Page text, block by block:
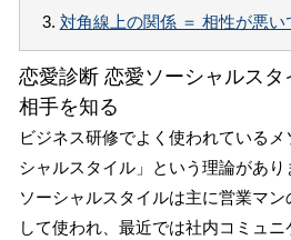
3. 対角線上の関係 ＝ 相性が悪い
恋愛診断 恋愛ソーシャルスタ
相手を知る
ビジネス研修でよく使われている
シャルスタイル」という理論があり
ソーシャルスタイルは主に営業マ
して使われ、最近では社内コミュ